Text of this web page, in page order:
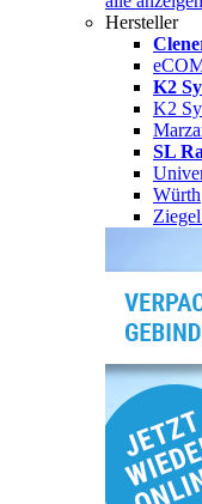
Hersteller
K2
K2
SL
Würth